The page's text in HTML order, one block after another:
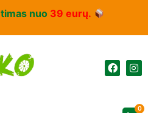
nuo 39 eurų.
0